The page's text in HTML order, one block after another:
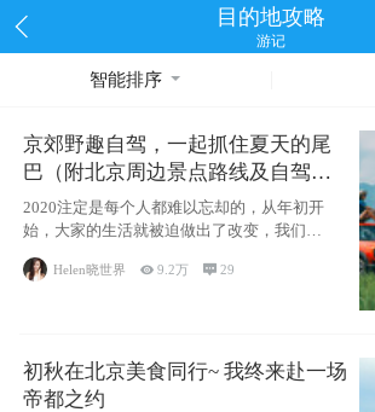
目的地攻略
游记
智能排序
京郊野趣自驾，一起抓住夏天的尾
巴（附北京周边景点路线及自驾攻
略）
2020注定是每个人都难以忘却的，从年初开
始，大家的生活就被迫做出了改变，我们也
不例外。本来双双辞职是为
Helen晓世界 9.2万 29
初秋在北京美食同行~ 我终来赴一场
帝都之约